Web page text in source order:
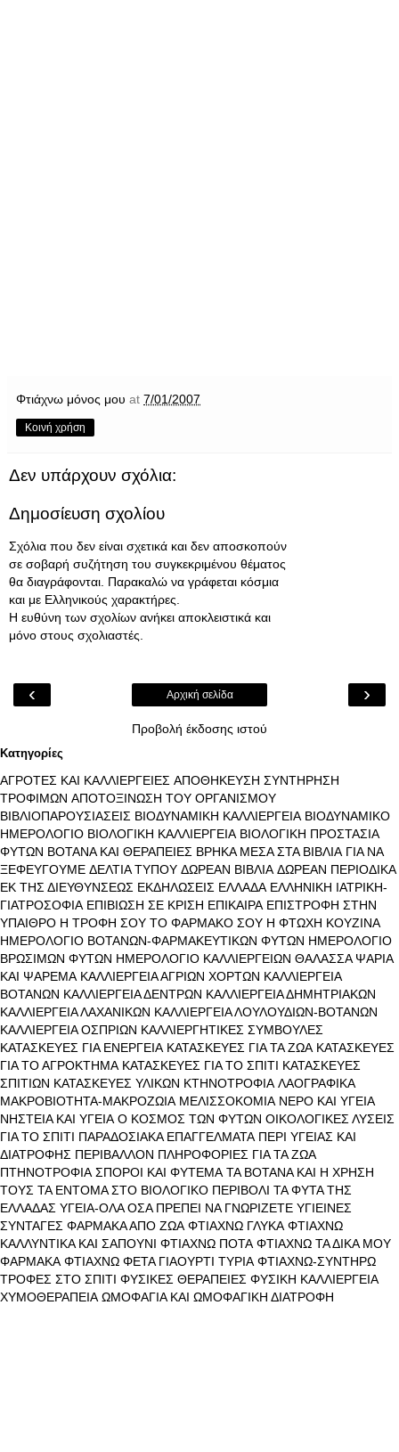
Φτιάχνω μόνος μου at 7/01/2007
Κοινή χρήση
Δεν υπάρχουν σχόλια:
Δημοσίευση σχολίου
Σχόλια που δεν είναι σχετικά και δεν αποσκοπούν
σε σοβαρή συζήτηση του συγκεκριμένου θέματος
θα διαγράφονται. Παρακαλώ να γράφεται κόσμια
και με Ελληνικούς χαρακτήρες.
Η ευθύνη των σχολίων ανήκει αποκλειστικά και
μόνο στους σχολιαστές.
‹ ›
Αρχική σελίδα
Προβολή έκδοσης ιστού
Κατηγορίες
ΑΓΡΟΤΕΣ ΚΑΙ ΚΑΛΛΙΕΡΓΕΙΕΣ ΑΠΟΘΗΚΕΥΣΗ ΣΥΝΤΗΡΗΣΗ
ΤΡΟΦΙΜΩΝ ΑΠΟΤΟΞΙΝΩΣΗ ΤΟΥ ΟΡΓΑΝΙΣΜΟΥ
ΒΙΒΛΙΟΠΑΡΟΥΣΙΑΣΕΙΣ ΒΙΟΔΥΝΑΜΙΚΗ ΚΑΛΛΙΕΡΓΕΙΑ ΒΙΟΔΥΝΑΜΙΚΟ
ΗΜΕΡΟΛΟΓΙΟ ΒΙΟΛΟΓΙΚΗ ΚΑΛΛΙΕΡΓΕΙΑ ΒΙΟΛΟΓΙΚΗ ΠΡΟΣΤΑΣΙΑ
ΦΥΤΩΝ ΒΟΤΑΝΑ ΚΑΙ ΘΕΡΑΠΕΙΕΣ ΒΡΗΚΑ ΜΕΣΑ ΣΤΑ ΒΙΒΛΙΑ ΓΙΑ ΝΑ
ΞΕΦΕΥΓΟΥΜΕ ΔΕΛΤΙΑ ΤΥΠΟΥ ΔΩΡΕΑΝ ΒΙΒΛΙΑ ΔΩΡΕΑΝ ΠΕΡΙΟΔΙΚΑ
ΕΚ ΤΗΣ ΔΙΕΥΘΥΝΣΕΩΣ ΕΚΔΗΛΩΣΕΙΣ ΕΛΛΑΔΑ ΕΛΛΗΝΙΚΗ ΙΑΤΡΙΚΗ-
ΓΙΑΤΡΟΣΟΦΙΑ ΕΠΙΒΙΩΣΗ ΣΕ ΚΡΙΣΗ ΕΠΙΚΑΙΡΑ ΕΠΙΣΤΡΟΦΗ ΣΤΗΝ
ΥΠΑΙΘΡΟ Η ΤΡΟΦΗ ΣΟΥ ΤΟ ΦΑΡΜΑΚΟ ΣΟΥ Η ΦΤΩΧΗ ΚΟΥΖΙΝΑ
ΗΜΕΡΟΛΟΓΙΟ ΒΟΤΑΝΩΝ-ΦΑΡΜΑΚΕΥΤΙΚΩΝ ΦΥΤΩΝ ΗΜΕΡΟΛΟΓΙΟ
ΒΡΩΣΙΜΩΝ ΦΥΤΩΝ ΗΜΕΡΟΛΟΓΙΟ ΚΑΛΛΙΕΡΓΕΙΩΝ ΘΑΛΑΣΣΑ ΨΑΡΙΑ
ΚΑΙ ΨΑΡΕΜΑ ΚΑΛΛΙΕΡΓΕΙΑ ΑΓΡΙΩΝ ΧΟΡΤΩΝ ΚΑΛΛΙΕΡΓΕΙΑ
ΒΟΤΑΝΩΝ ΚΑΛΛΙΕΡΓΕΙΑ ΔΕΝΤΡΩΝ ΚΑΛΛΙΕΡΓΕΙΑ ΔΗΜΗΤΡΙΑΚΩΝ
ΚΑΛΛΙΕΡΓΕΙΑ ΛΑΧΑΝΙΚΩΝ ΚΑΛΛΙΕΡΓΕΙΑ ΛΟΥΛΟΥΔΙΩΝ-ΒΟΤΑΝΩΝ
ΚΑΛΛΙΕΡΓΕΙΑ ΟΣΠΡΙΩΝ ΚΑΛΛΙΕΡΓΗΤΙΚΕΣ ΣΥΜΒΟΥΛΕΣ
ΚΑΤΑΣΚΕΥΕΣ ΓΙΑ ΕΝΕΡΓΕΙΑ ΚΑΤΑΣΚΕΥΕΣ ΓΙΑ ΤΑ ΖΩΑ ΚΑΤΑΣΚΕΥΕΣ
ΓΙΑ ΤΟ ΑΓΡΟΚΤΗΜΑ ΚΑΤΑΣΚΕΥΕΣ ΓΙΑ ΤΟ ΣΠΙΤΙ ΚΑΤΑΣΚΕΥΕΣ
ΣΠΙΤΙΩΝ ΚΑΤΑΣΚΕΥΕΣ ΥΛΙΚΩΝ ΚΤΗΝΟΤΡΟΦΙΑ ΛΑΟΓΡΑΦΙΚΑ
ΜΑΚΡΟΒΙΟΤΗΤΑ-ΜΑΚΡΟΖΩΙΑ ΜΕΛΙΣΣΟΚΟΜΙΑ ΝΕΡΟ ΚΑΙ ΥΓΕΙΑ
ΝΗΣΤΕΙΑ ΚΑΙ ΥΓΕΙΑ Ο ΚΟΣΜΟΣ ΤΩΝ ΦΥΤΩΝ ΟΙΚΟΛΟΓΙΚΕΣ ΛΥΣΕΙΣ
ΓΙΑ ΤΟ ΣΠΙΤΙ ΠΑΡΑΔΟΣΙΑΚΑ ΕΠΑΓΓΕΛΜΑΤΑ ΠΕΡΙ ΥΓΕΙΑΣ ΚΑΙ
ΔΙΑΤΡΟΦΗΣ ΠΕΡΙΒΑΛΛΟΝ ΠΛΗΡΟΦΟΡΙΕΣ ΓΙΑ ΤΑ ΖΩΑ
ΠΤΗΝΟΤΡΟΦΙΑ ΣΠΟΡΟΙ ΚΑΙ ΦΥΤΕΜΑ ΤΑ ΒΟΤΑΝΑ ΚΑΙ Η ΧΡΗΣΗ
ΤΟΥΣ ΤΑ ΕΝΤΟΜΑ ΣΤΟ ΒΙΟΛΟΓΙΚΟ ΠΕΡΙΒΟΛΙ ΤΑ ΦΥΤΑ ΤΗΣ
ΕΛΛΑΔΑΣ ΥΓΕΙΑ-ΟΛΑ ΟΣΑ ΠΡΕΠΕΙ ΝΑ ΓΝΩΡΙΖΕΤΕ ΥΓΙΕΙΝΕΣ
ΣΥΝΤΑΓΕΣ ΦΑΡΜΑΚΑ ΑΠΟ ΖΩΑ ΦΤΙΑΧΝΩ ΓΛΥΚΑ ΦΤΙΑΧΝΩ
ΚΑΛΛΥΝΤΙΚΑ ΚΑΙ ΣΑΠΟΥΝΙ ΦΤΙΑΧΝΩ ΠΟΤΑ ΦΤΙΑΧΝΩ ΤΑ ΔΙΚΑ ΜΟΥ
ΦΑΡΜΑΚΑ ΦΤΙΑΧΝΩ ΦΕΤΑ ΓΙΑΟΥΡΤΙ ΤΥΡΙΑ ΦΤΙΑΧΝΩ-ΣΥΝΤΗΡΩ
ΤΡΟΦΕΣ ΣΤΟ ΣΠΙΤΙ ΦΥΣΙΚΕΣ ΘΕΡΑΠΕΙΕΣ ΦΥΣΙΚΗ ΚΑΛΛΙΕΡΓΕΙΑ
ΧΥΜΟΘΕΡΑΠΕΙΑ ΩΜΟΦΑΓΙΑ ΚΑΙ ΩΜΟΦΑΓΙΚΗ ΔΙΑΤΡΟΦΗ